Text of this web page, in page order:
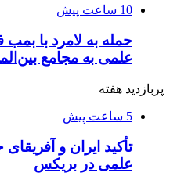
10 ساعت پیش
حمله به لامرد با
علمی به مجامع
پربازدید هفته
5 ساعت پیش
تأکید ایران و
علمی در بریکس